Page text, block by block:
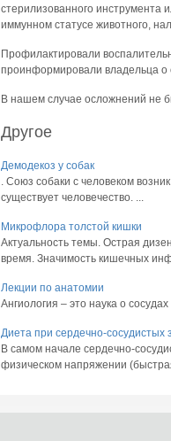
стерилизованного
иммунном статусе животного,
Профилактировали
проинформировали владельца о
В нашем случае осложнений не
Другое
Демодекоз у собак
. Союз собаки с человеком
существует человечество. ...
Микрофлора толстой кишки
Актуальность темы. Острая
время. Значимость кишечных
Лекции по анатомии
Ангиология – это наука о
Диета при сердечно-сосудистых
В самом начале сердечно-
физическом напряжении